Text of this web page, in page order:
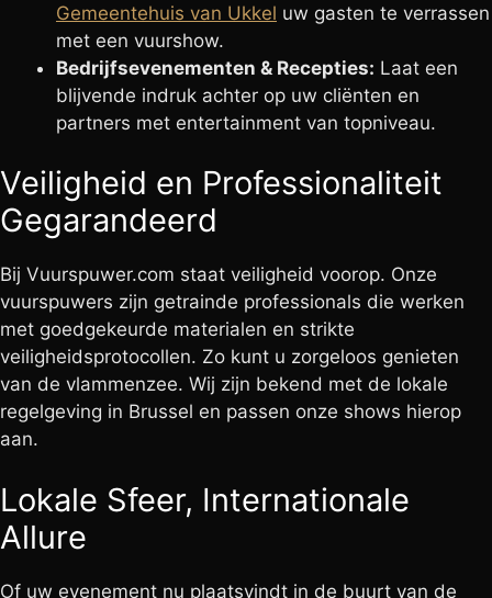
Gemeentehuis van Ukkel uw gasten te verrassen
met een vuurshow.
Bedrijfsevenementen & Recepties: Laat een
blijvende indruk achter op uw cliënten en
partners met entertainment van topniveau.
Veiligheid en Professionaliteit
Gegarandeerd
Bij Vuurspuwer.com staat veiligheid voorop. Onze
vuurspuwers zijn getrainde professionals die werken
met goedgekeurde materialen en strikte
veiligheidsprotocollen. Zo kunt u zorgeloos genieten
van de vlammenzee. Wij zijn bekend met de lokale
regelgeving in Brussel en passen onze shows hierop
aan.
Lokale Sfeer, Internationale
Allure
Of uw evenement nu plaatsvindt in de buurt van de